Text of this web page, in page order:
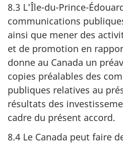
8.3 L'Île-du-Prince-
communications
ainsi que mener des
et de promotion en
donne au Canada un
copies préalables des
publiques relatives au
résultats des
cadre du présent accord.
8.4 Le Canada peut faire